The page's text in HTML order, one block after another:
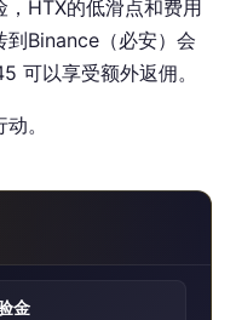
HTX的低滑点和费用
到Binance（必安）会
可以享受额外返佣。
。
金